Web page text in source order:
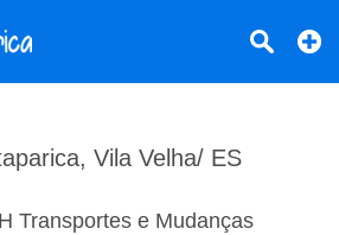
Vila Velha/ ES
Transportes e Mudanças